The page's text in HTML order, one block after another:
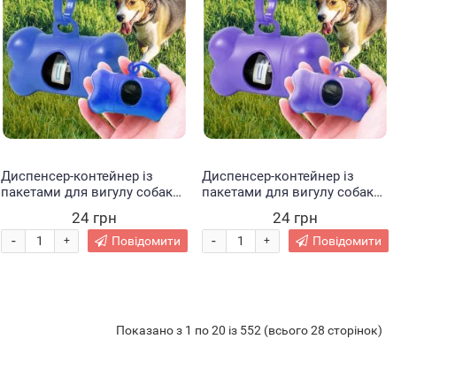
Диспенсер-контейнер із
пакетами для вигулу собак
24 грн
+
- Повідомити
Диспенсер-контейнер із
пакетами для вигулу собак
24 грн
+
- Повідомити
Показано з 1 по 20 із 552 (всього 28 сторінок)